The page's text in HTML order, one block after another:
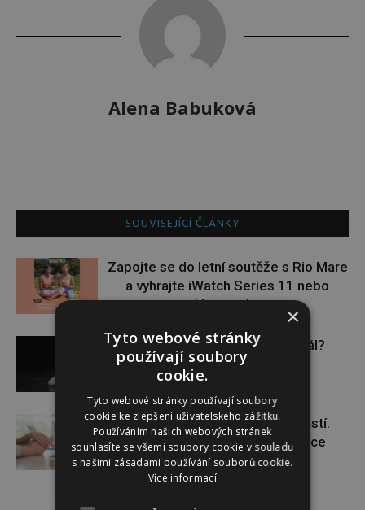
Alena Babuková
SOUVISEJÍCÍ ČLÁNKY
Zapojte se do letní soutěže s Rio Mare
a vyhrajte iWatch Series 11 nebo
jógamatku
Budou se vraždit malé děti dál?
Těhotenství není samozřejmostí.
Pomáhá asistovaná reprodukce
×
Tyto webové stránky
používají soubory
cookie.
Tyto webové stránky používají soubory
cookie ke zlepšení uživatelského zážitku.
Používáním našich webových stránek
souhlasíte se všemi soubory cookie v souladu
s našimi zásadami používání souborů cookie.
Více informací